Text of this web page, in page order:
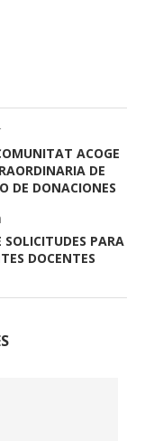
ACOGE
DE
DE DONACIONES
SOLICITUDES PARA
DOCENTES